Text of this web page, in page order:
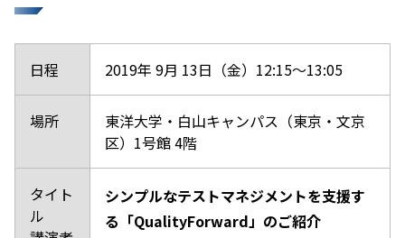
日程 2019年 9月 13日（金）12:15～13:05
場所
東洋大学・白山キャンパス（東京・文京
区）1号館 4階
タイト
ル
シンプルなテストマネジメントを支援す
る「QualityForward」のご紹介